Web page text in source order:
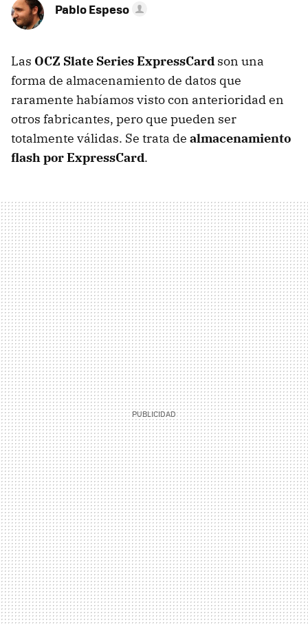
Pablo Espeso
Las OCZ Slate Series ExpressCard son una
forma de almacenamiento de datos que
raramente habíamos visto con anterioridad en
otros fabricantes, pero que pueden ser
totalmente válidas. Se trata de almacenamiento
flash por ExpressCard.